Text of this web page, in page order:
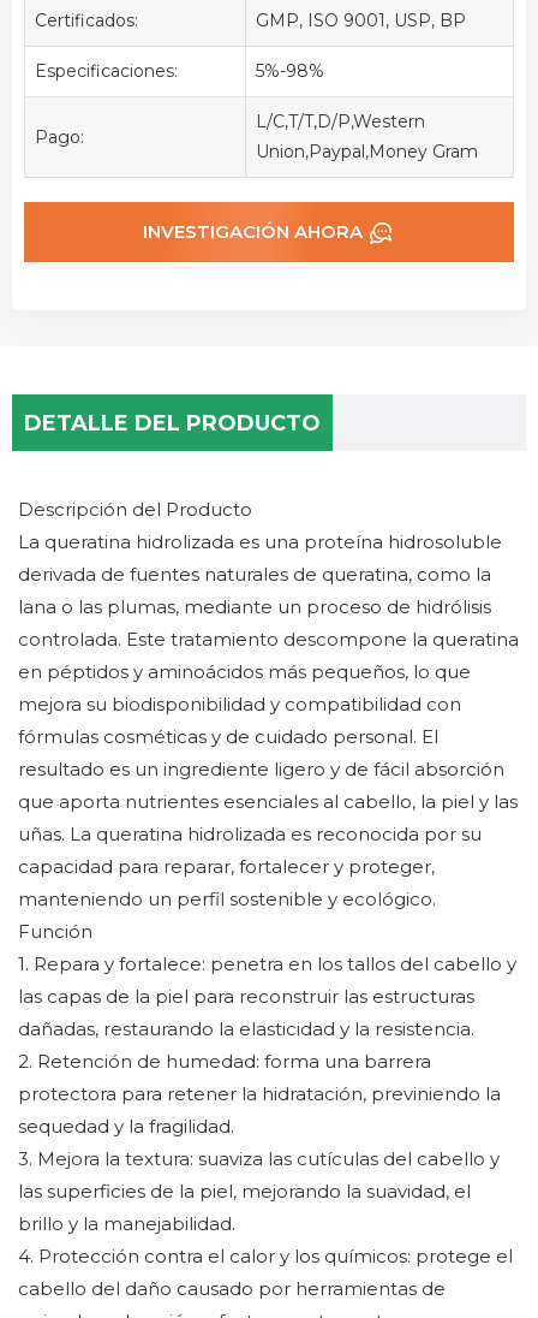
Certificados: GMP, ISO 9001, USP, BP
Especificaciones: 5%-98%
Pago:
L/C,T/T,D/P,Western
Union,Paypal,Money Gram
INVESTIGACIÓN AHORA
DETALLE DEL PRODUCTO
Descripción del Producto
La queratina hidrolizada es una proteína hidrosoluble
derivada de fuentes naturales de queratina, como la
lana o las plumas, mediante un proceso de hidrólisis
controlada. Este tratamiento descompone la queratina
en péptidos y aminoácidos más pequeños, lo que
mejora su biodisponibilidad y compatibilidad con
fórmulas cosméticas y de cuidado personal. El
resultado es un ingrediente ligero y de fácil absorción
que aporta nutrientes esenciales al cabello, la piel y las
uñas. La queratina hidrolizada es reconocida por su
capacidad para reparar, fortalecer y proteger,
manteniendo un perfil sostenible y ecológico.
Función
1. Repara y fortalece: penetra en los tallos del cabello y
las capas de la piel para reconstruir las estructuras
dañadas, restaurando la elasticidad y la resistencia.
2. Retención de humedad: forma una barrera
protectora para retener la hidratación, previniendo la
sequedad y la fragilidad.
3. Mejora la textura: suaviza las cutículas del cabello y
las superficies de la piel, mejorando la suavidad, el
brillo y la manejabilidad.
4. Protección contra el calor y los químicos: protege el
cabello del daño causado por herramientas de